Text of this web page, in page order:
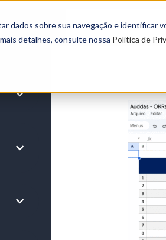
dados sobre sua navegação e identificar
detalhes, consulte nossa Política de